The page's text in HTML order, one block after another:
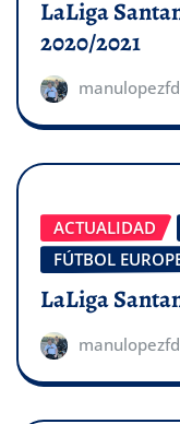
LaLiga
2020/2021
ACTUALIDAD
FÚTBOL
LaLiga